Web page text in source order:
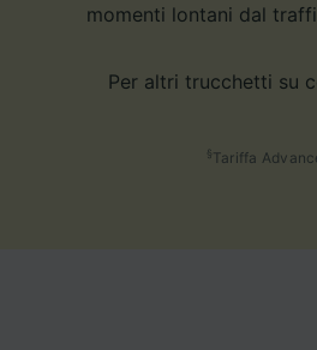
momenti lontani dal
Per altri trucchetti su
§Tariffa